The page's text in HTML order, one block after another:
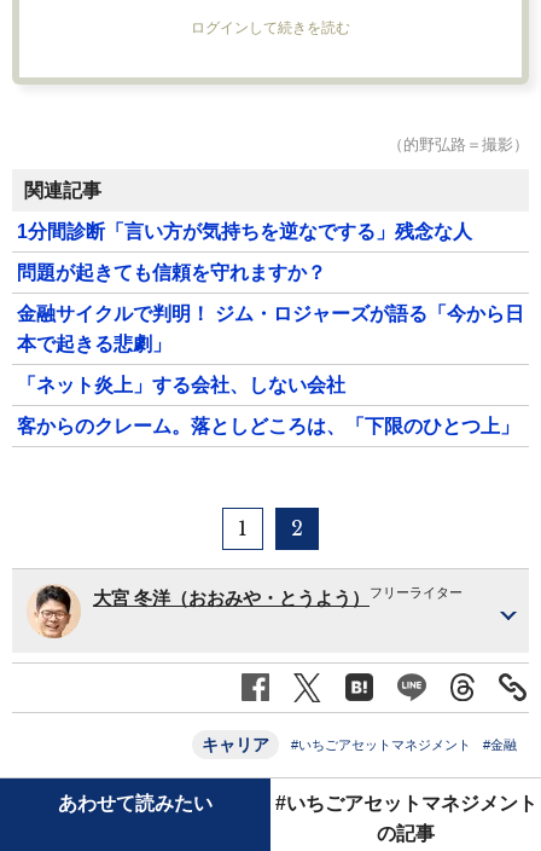
ログインして続きを読む
（的野弘路＝撮影）
関連記事
1分間診断「言い方が気持ちを逆なでする」残念な人
問題が起きても信頼を守れますか？
金融サイクルで判明！ ジム・ロジャーズが語る「今から日
本で起きる悲劇」
「ネット炎上」する会社、しない会社
客からのクレーム。落としどころは、「下限のひとつ上」
1 2
大宮 冬洋（おおみや・とうよう） フリーライター
キャリア #いちごアセットマネジメント #金融
あわせて読みたい
#いちごアセットマネジメント
の記事